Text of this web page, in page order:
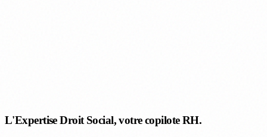
L'Expertise Droit Social, votre copilote RH.